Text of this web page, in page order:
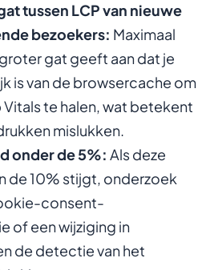
tussen LCP van nieuwe
bezoekers: Maximaal
gat geeft aan dat je
is van de browsercache om
te halen, wat betekent
mislukken.
onder de 5%: Als deze
de 10% stijgt, onderzoek
consent-
of een wijziging in
de detectie van het